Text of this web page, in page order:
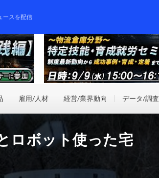
ースを配信
雇用/人材 経営/業界動向 データ/調査
ロボット使った宅